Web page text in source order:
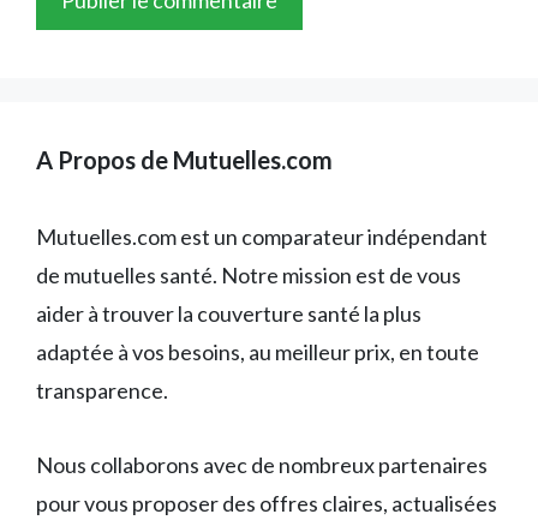
A Propos de Mutuelles.com
Mutuelles.com est un comparateur indépendant
de mutuelles santé. Notre mission est de vous
aider à trouver la couverture santé la plus
adaptée à vos besoins, au meilleur prix, en toute
transparence.
Nous collaborons avec de nombreux partenaires
pour vous proposer des offres claires, actualisées